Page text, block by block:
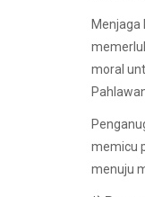
Menjaga
moral
memicu
menuju